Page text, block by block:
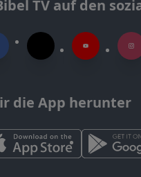
TV auf den
die App herunter